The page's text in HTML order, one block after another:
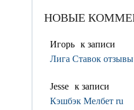
НОВЫЕ
Игорь к записи
Лига Ставок отзывы
Jesse к записи
Кэшбэк Мелбет ru